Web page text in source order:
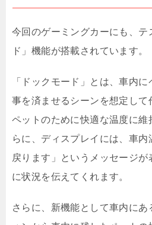
今回のゲーミングカーにも、テ
ド」機能が搭載されています。
「ドックモード」とは、車内
事を済ませるシーンを想定して
ペットのために快適な温度に維
らに、ディスプレイには、車内
戻ります」というメッセージが
に状況を伝えてくれます。
さらに、新機能として車内にあ